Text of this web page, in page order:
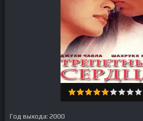
Год выхода: 2000